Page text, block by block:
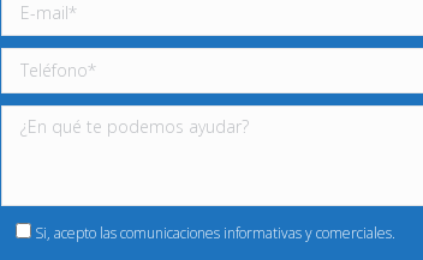
Si, acepto las comunicaciones informativas y comerciales.